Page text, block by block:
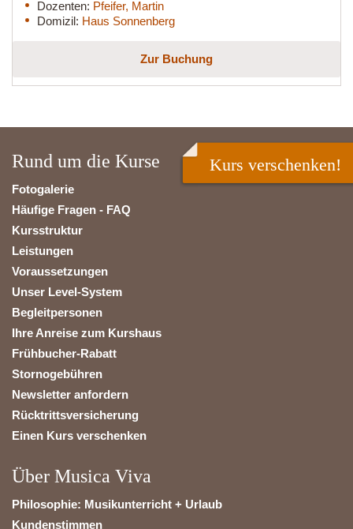
Dozenten: Pfeifer, Martin
Domizil: Haus Sonnenberg
Zur Buchung
Rund um die Kurse
Fotogalerie
Häufige Fragen - FAQ
Kursstruktur
Leistungen
Voraussetzungen
Unser Level-System
Begleitpersonen
Ihre Anreise zum Kurshaus
Frühbucher-Rabatt
Stornogebühren
Newsletter anfordern
Rücktrittsversicherung
Einen Kurs verschenken
Über Musica Viva
Philosophie: Musikunterricht + Urlaub
Kundenstimmen
Kurs verschenken!